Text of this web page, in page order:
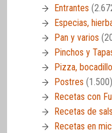
Entrantes
Especias,
Pan y varios
Pinchos y
Pizza,
Postres (1.500)
Recetas con
Recetas de
Recetas en